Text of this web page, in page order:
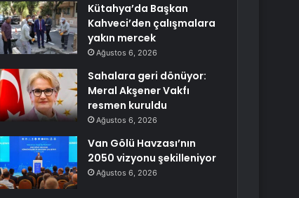
Kütahya’da Başkan
Kahveci’den çalışmalara
yakın mercek
Ağustos 6, 2026
Sahalara geri dönüyor:
Meral Akşener Vakfı
resmen kuruldu
Ağustos 6, 2026
Van Gölü Havzası’nın
2050 vizyonu şekilleniyor
Ağustos 6, 2026